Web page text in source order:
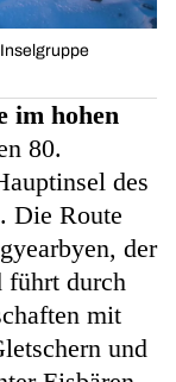
im hohen
80.
des
Die Route
der
führt durch
mit
und